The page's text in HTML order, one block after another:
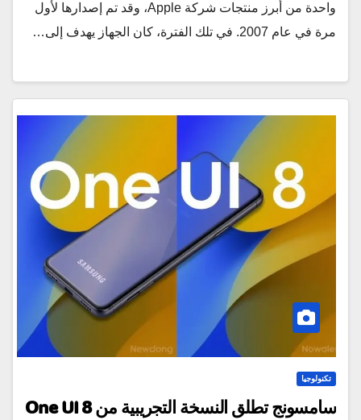
واحدة من أبرز منتجات شركة Apple، وقد تم إصدارها لأول
مرة في عام 2007. في تلك الفترة، كان الجهاز يهدف إلى…
تكنولوجيا
سامسونج تطلق النسخة التجريبية من One UI 8